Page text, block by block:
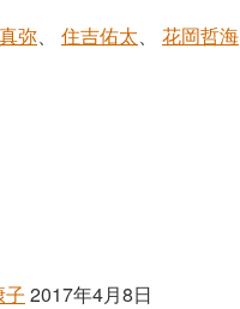
弥、 住吉佑太、 花岡哲海
子 2017年4月8日